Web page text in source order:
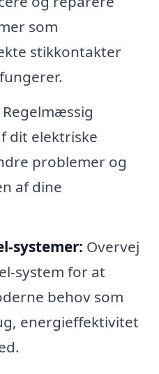
som
stikkontakter
Regelmæssig
dit elektriske
problemer og
af dine
systemer: Overvej
system for at
behov som
energieffektivitet